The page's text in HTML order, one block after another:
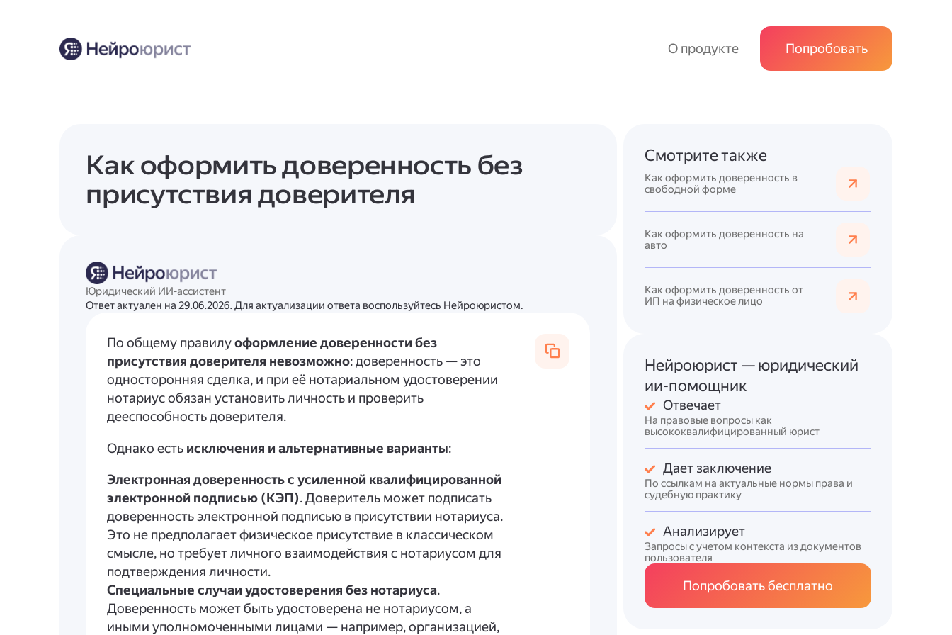
О продукте Попробовать
Как оформить доверенность без
присутствия доверителя
Юридический ИИ-ассистент
Ответ актуален на 29.06.2026. Для актуализации ответа воспользуйтесь Нейроюристом.
По общему правилуоформление доверенности без
присутствия доверителя невозможно: доверенность — это
односторонняя сделка, и при её нотариальном удостоверении
нотариус обязан установить личность и проверить
дееспособность доверителя.
Однако есть исключения и альтернативные варианты:
Электронная доверенность с усиленной квалифицированной
электронной подписью (КЭП). Доверитель может подписать
доверенность электронной подписью в присутствии нотариуса.
Это не предполагает физическое присутствие в классическом
смысле, но требует личного взаимодействия с нотариусом для
подтверждения личности.
Специальные случаи удостоверения без нотариуса.
Доверенность может быть удостоверена не нотариусом, а
иными уполномоченными лицами — например, организацией,
Смотрите также
Как оформить доверенность в
свободной форме
Как оформить доверенность на
авто
Как оформить доверенность от
ИП на физическое лицо
Нейроюрист — юридический
ии-помощник
Отвечает
На правовые вопросы как
высококвалифицированный юрист
Дает заключение
По ссылкам на актуальные нормы права и
судебную практику
Анализирует
Запросы с учетом контекста из документов
пользователя
Попробовать бесплатно